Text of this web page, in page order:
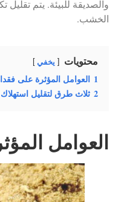
والصديقة للبيئة. يتم
الخشب.
محتويات يخفي
1 العوامل المؤثرة على
2 ثلاث طرق لتقليل
العوامل